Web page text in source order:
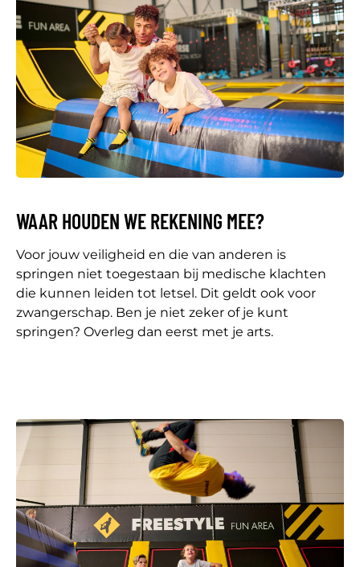
WAAR HOUDEN WE REKENING MEE?
Voor jouw veiligheid en die van anderen is
springen niet toegestaan bij medische klachten
die kunnen leiden tot letsel. Dit geldt ook voor
zwangerschap. Ben je niet zeker of je kunt
springen? Overleg dan eerst met je arts.